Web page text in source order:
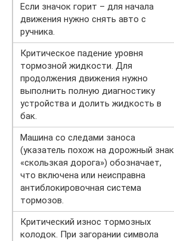
Если значок горит – для начала
движения нужно снять авто с
ручника.
Критическое падение уровня
тормозной жидкости. Для
продолжения движения нужно
выполнить полную диагностику
устройства и долить жидкость в
бак.
Машина со следами заноса
(указатель похож на дорожный знак
«скользкая дорога») обозначает,
что включена или неисправна
антиблокировочная система
тормозов.
Критический износ тормозных
колодок. При загорании символа